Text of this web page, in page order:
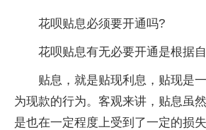
花呗贴息必须要开通吗?
花呗贴息有无必要开通是根据
贴息，就是贴现利息，贴现是
为现款的行为。客观来讲，贴息虽
是也在一定程度上受到了一定的损失